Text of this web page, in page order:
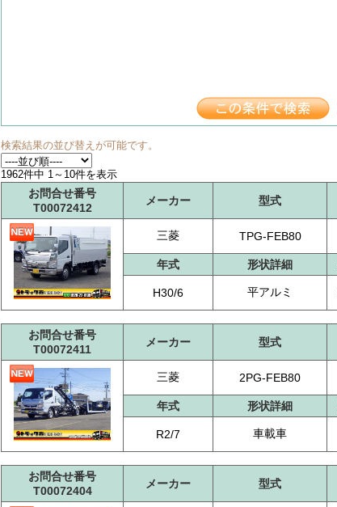
検索結果の並び替えが可能です。
1962件中 1～10件を表示
お問合せ番号
T00072412
メーカー 型式
三菱 TPG-FEB80
年式 形状詳細
H30/6 平アルミ
お問合せ番号
T00072411
メーカー 型式
三菱 2PG-FEB80
年式 形状詳細
R2/7 車載車
お問合せ番号
T00072404
メーカー 型式